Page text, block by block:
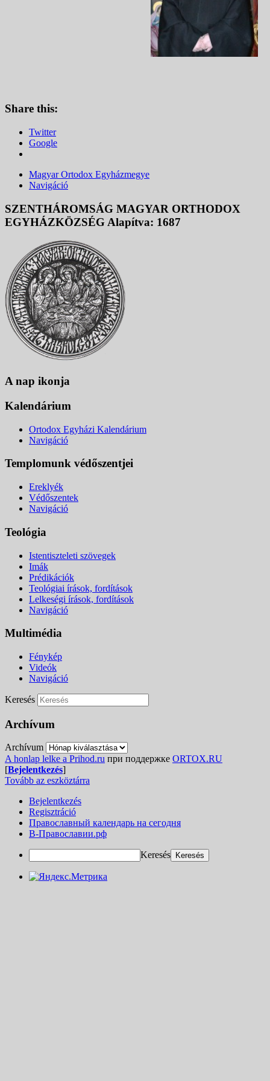
Share this:
Twitter
Google
Magyar Ortodox Egyházmegye
Navigáció
SZENTHÁROMSÁG MAGYAR ORTHODOX
EGYHÁZKÖZSÉG Alapítva: 1687
A nap ikonja
Kalendárium
Ortodox Egyházi Kalendárium
Navigáció
Templomunk védőszentjei
Ereklyék
Védőszentek
Navigáció
Teológia
Istentiszteleti szövegek
Imák
Prédikációk
Teológiai írások, fordítások
Lelkeségi írások, fordítások
Navigáció
Multimédia
Fénykép
Videók
Navigáció
Keresés
Archívum
Archívum
A honlap lelke a Prihod.ru при поддержке ORTOX.RU
[Bejelentkezés]
Tovább az eszköztárra
Bejelentkezés
Regisztráció
Православный календарь на сегодня
В-Православии.рф
Keresés